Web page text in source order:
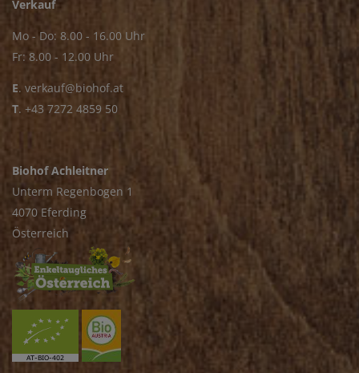
Verkauf
Mo - Do: 8.00 - 16.00 Uhr
Fr: 8.00 - 12.00 Uhr
E. verkauf@biohof.at
T. +43 7272 4859 50
Biohof Achleitner
Unterm Regenbogen 1
4070 Eferding
Österreich